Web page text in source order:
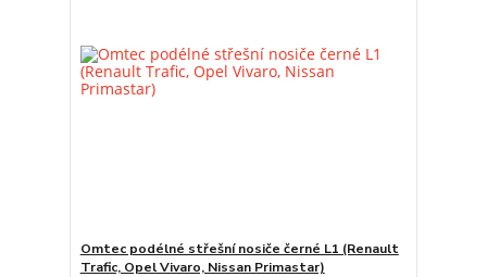
Omtec podélné střešní nosiče černé L1 (Renault
Trafic, Opel Vivaro, Nissan Primastar)